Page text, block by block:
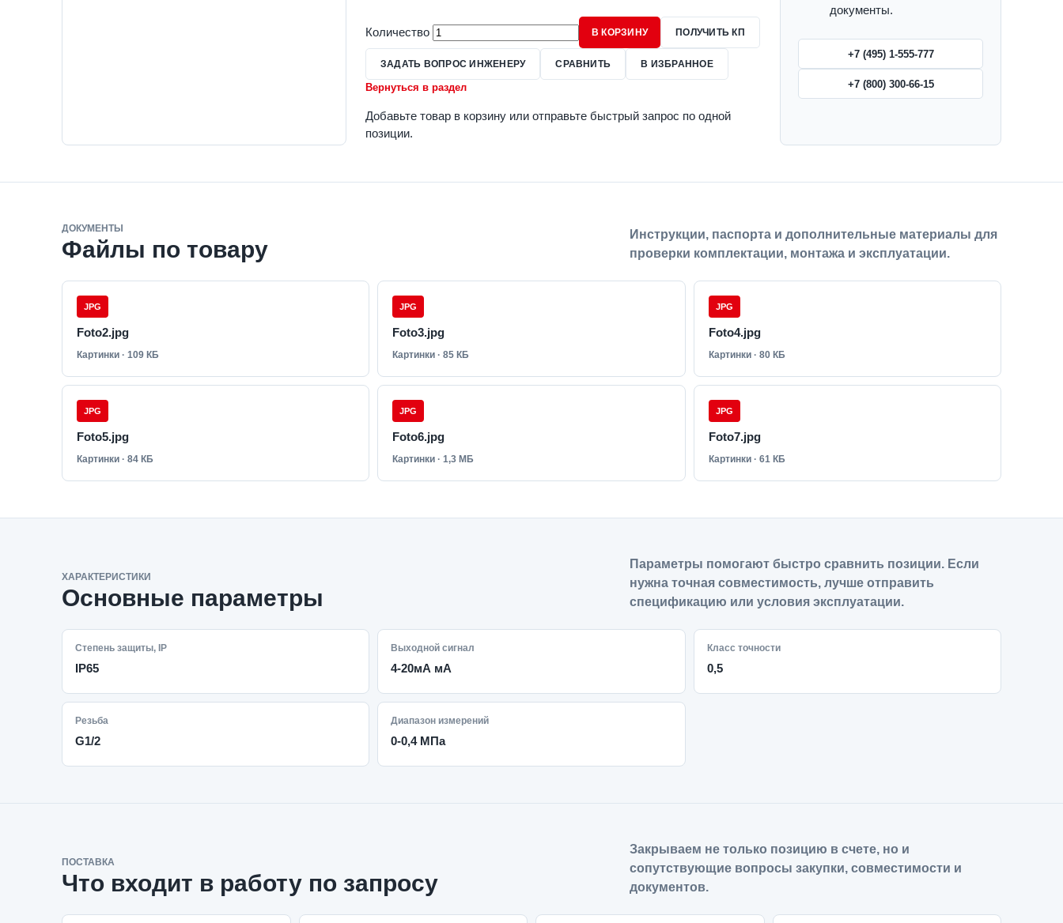
Количество В КОРЗИНУ ПОЛУЧИТЬ КП
ЗАДАТЬ ВОПРОС ИНЖЕНЕРУ СРАВНИТЬ В ИЗБРАННОЕ
Вернуться в раздел
Добавьте товар в корзину или отправьте быстрый запрос по одной
позиции.
документы.
+7 (495) 1-555-777
+7 (800) 300-66-15
ДОКУМЕНТЫ
Файлы по товару
Инструкции, паспорта и дополнительные материалы для
проверки комплектации, монтажа и эксплуатации.
JPG
Foto2.jpg
Картинки · 109 КБ
JPG
Foto3.jpg
Картинки · 85 КБ
JPG
Foto4.jpg
Картинки · 80 КБ
JPG
Foto5.jpg
Картинки · 84 КБ
JPG
Foto6.jpg
Картинки · 1,3 МБ
JPG
Foto7.jpg
Картинки · 61 КБ
ХАРАКТЕРИСТИКИ
Основные параметры
Параметры помогают быстро сравнить позиции. Если
нужна точная совместимость, лучше отправить
спецификацию или условия эксплуатации.
Степень защиты, IP
IP65
Выходной сигнал
4-20мА мА
Класс точности
0,5
Резьба
G1/2
Диапазон измерений
0-0,4 МПа
ПОСТАВКА
Что входит в работу по запросу
Закрываем не только позицию в счете, но и
сопутствующие вопросы закупки, совместимости и
документов.